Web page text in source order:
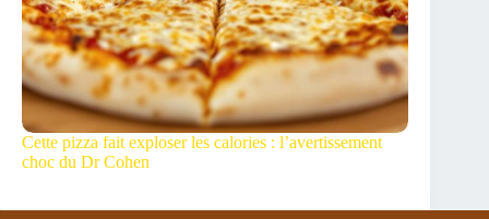
Cette pizza fait exploser les calories : l’avertissement
choc du Dr Cohen